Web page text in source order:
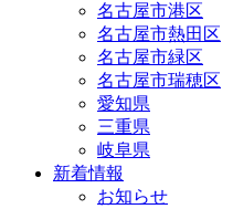
名古屋市港区
名古屋市熱田区
名古屋市緑区
名古屋市瑞穂区
愛知県
三重県
岐阜県
新着情報
お知らせ